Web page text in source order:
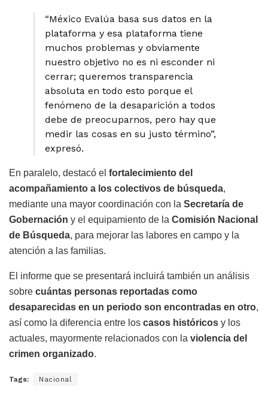
“México Evalúa basa sus datos en la
plataforma y esa plataforma tiene
muchos problemas y obviamente
nuestro objetivo no es ni esconder ni
cerrar; queremos transparencia
absoluta en todo esto porque el
fenómeno de la desaparición a todos
debe de preocuparnos, pero hay que
medir las cosas en su justo término”,
expresó.
En paralelo, destacó el fortalecimiento del
acompañamiento a los colectivos de búsqueda,
mediante una mayor coordinación con la Secretaría de
Gobernación y el equipamiento de la Comisión Nacional
de Búsqueda, para mejorar las labores en campo y la
atención a las familias.
El informe que se presentará incluirá también un análisis
sobre cuántas personas reportadas como
desaparecidas en un periodo son encontradas en otro,
así como la diferencia entre los casos históricos y los
actuales, mayormente relacionados con la violencia del
crimen organizado.
Tags: Nacional